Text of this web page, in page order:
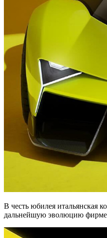
В честь юбилея итальянская
дальнейшую эволюцию